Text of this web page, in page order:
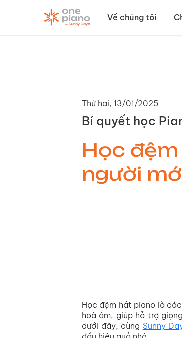
Về chúng tôi
Thứ hai, 13/01/2025
Bí quyết học
Học
người
Học đệm hát piano là
hoà âm, giúp hỗ trợ
dưới đây, cùng Sunny